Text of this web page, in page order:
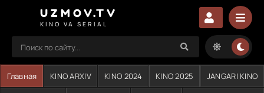
UZMOV.TV
KINO VA SERIAL
Главная KINO ARXIV KINO 2024 KINO 2025 JANGARI KINO